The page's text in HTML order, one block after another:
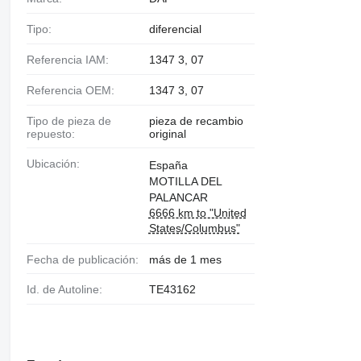
Tipo: diferencial
Referencia IAM: 1347 3, 07
Referencia OEM: 1347 3, 07
Tipo de pieza de
repuesto:
pieza de recambio
original
Ubicación:
España
MOTILLA DEL
PALANCAR
6666 km to "United
States/Columbus"
Fecha de publicación: más de 1 mes
Id. de Autoline: TE43162